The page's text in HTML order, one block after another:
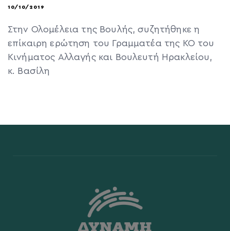
10/10/2019
Στην Ολομέλεια της Βουλής, συζητήθηκε η
επίκαιρη ερώτηση του Γραμματέα της ΚΟ του
Κινήματος Αλλαγής και Βουλευτή Ηρακλείου,
κ. Βασίλη